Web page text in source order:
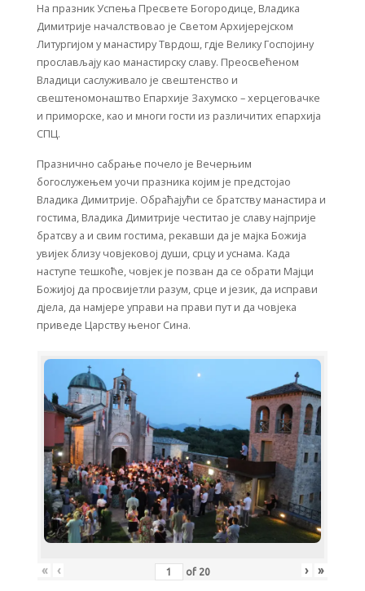
На празник Успења Пресвете Богородице, Владика
Димитрије началствовао је Светом Архијерејском
Литургијом у манастиру Тврдош, гдје Велику Госпојину
прослављају као манастирску славу. Преосвећеном
Владици саслуживало је свештенство и
свештеномонаштво Епархије Захумско – херцеговачке
и приморске, као и многи гости из различитих епархија
СПЦ.
Празнично сабрање почело је Вечерњим
богослужењем уочи празника којим је предстојао
Владика Димитрије. Обраћајући се братству манастира и
гостима, Владика Димитрије честитао је славу најприје
братсву а и свим гостима, рекавши да je мајка Божија
увијек близу човјековој души, срцу и уснама. Када
наступе тешкоће, човјек је позван да се обрати Мајци
Божијој да просвијетли разум, срце и језик, да исправи
дјела, да намјере управи на прави пут и да човјека
приведе Царству њеног Сина.
« ‹ of 20 › »